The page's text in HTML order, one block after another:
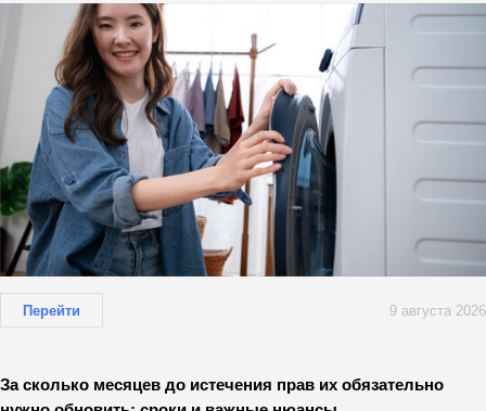
Перейти 9 августа 2026
За сколько месяцев до истечения прав их обязательно